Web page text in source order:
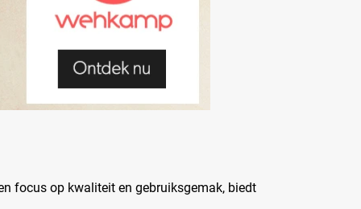
focus op kwaliteit en gebruiksgemak, biedt